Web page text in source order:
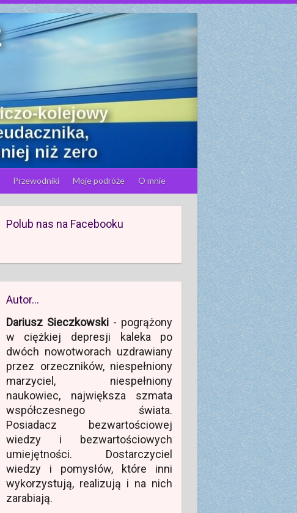
Przewodniki Moje podróże O mnie
Polub nas na Facebooku
Autor…
Dariusz Sieczkowski - pogrążony
w ciężkiej depresji kaleka po
dwóch nowotworach uzdrawiany
przez orzeczników, niespełniony
marzyciel, niespełniony
naukowiec, największa szmata
współczesnego świata.
Posiadacz bezwartościowej
wiedzy i bezwartościowych
umiejętności. Dostarczyciel
wiedzy i pomysłów, które inni
wykorzystują, realizują i na nich
zarabiają.